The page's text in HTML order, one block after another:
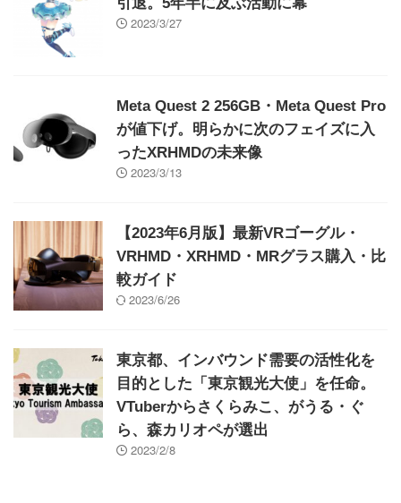
2023/3/27
Meta Quest 2 256GB・Meta Quest Pro
が値下げ。明らかに次のフェイズに入
ったXRHMDの未来像
2023/3/13
【2023年6月版】最新VRゴーグル・
VRHMD・XRHMD・MRグラス購入・比
較ガイド
2023/6/26
東京都、インバウンド需要の活性化を
目的とした「東京観光大使」を任命。
VTuberからさくらみこ、がうる・ぐ
ら、森カリオペが選出
2023/2/8